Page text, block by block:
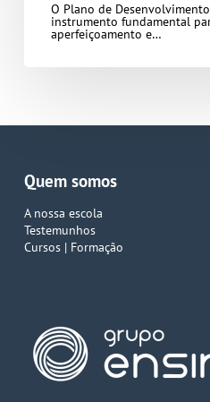
O Plano de
instrumento fundamental
aperfeiçoamento e…
Quem somos
A nossa escola
Testemunhos
Cursos | Formação